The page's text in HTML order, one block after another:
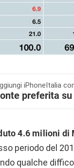
iPhoneItalia
preferita su
4.6 milioni
periodo del
qualche